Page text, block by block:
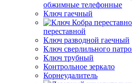
обжимные телефонные
Ключ гаечный
переставной
Ключ разводной гаечный
Ключ сверлильного
Ключ трубный
Контрольное зеркало
Корнеудалитель